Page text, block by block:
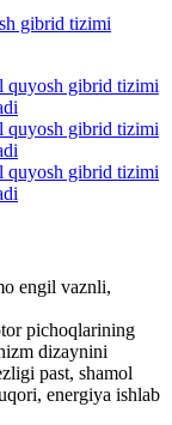
engil vaznli,
pichoqlarining
dizaynini
past, shamol
energiya ishlab